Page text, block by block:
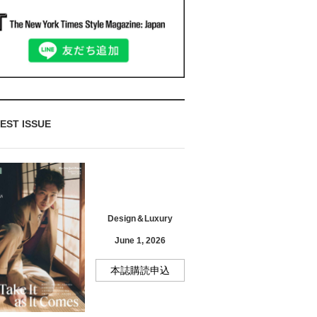
ISSUE
Design＆Luxury
June 1, 2026
本誌購読申込